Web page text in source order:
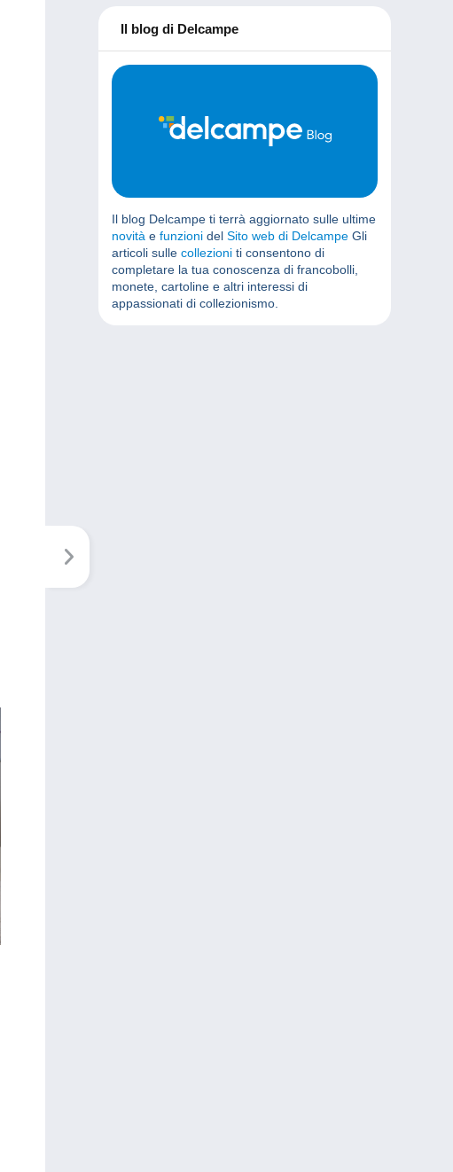
Il blog di Delcampe
Il blog Delcampe ti terrà aggiornato sulle ultime
novità e funzioni del Sito web di Delcampe Gli
articoli sulle collezioni ti consentono di
completare la tua conoscenza di francobolli,
monete, cartoline e altri interessi di
appassionati di collezionismo.